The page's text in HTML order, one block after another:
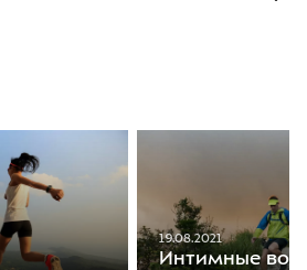
19.08.2021
Интимные